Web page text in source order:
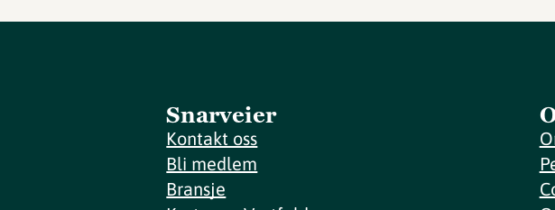
Snarveier
Kontakt oss
Bli medlem
Bransje